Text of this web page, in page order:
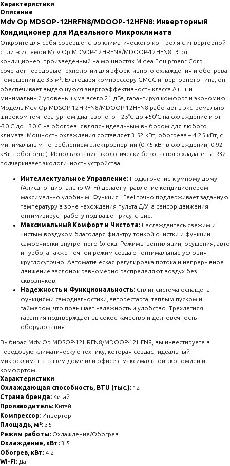
Характеристики
Описание
Mdv Op MDSOP-12HRFN8/MDOOP-12HFN8: Инверторный
Кондиционер для Идеального Микроклимата
Откройте для себя совершенство климатического контроля с инверторной
сплит-системой Mdv Op MDSOP-12HRFN8/MDOOP-12HFN8. Этот
кондиционер, произведенный на мощностях Midea Equipment Corp.,
сочетает передовые технологии для эффективного охлаждения и обогрева
помещений до 35 м². Благодаря компрессору GMCC инверторного типа, он
обеспечивает выдающуюся энергоэффективность класса A+++ и
минимальный уровень шума всего 21 дБа, гарантируя комфорт и экономию.
Модель Mdv Op MDSOP-12HRFN8/MDOOP-12HFN8 работает в экстремально
широком температурном диапазоне: от -25°C до +50°C на охлаждение и от
-30°C до +30°C на обогрев, являясь идеальным выбором для любого
климата. Мощность охлаждения составляет 3.52 кВт, обогрева – 4.25 кВт, с
минимальным потреблением электроэнергии (0.75 кВт в охлаждении, 0.92
кВт в обогреве). Использование экологически безопасного хладагента R32
подчеркивает экологичность устройства.
Интеллектуальное Управление: Подключение к умному дому
(Алиса, опционально Wi-Fi) делает управление кондиционером
максимально удобным. Функция I Feel точно поддерживает заданную
температуру в зоне нахождения пульта Д/У, а сенсор движения
оптимизирует работу под ваше присутствие.
Максимальный Комфорт и Чистота: Наслаждайтесь свежим и
чистым воздухом благодаря фильтру тонкой очистки и функции
самоочистки внутреннего блока. Режимы вентиляции, осушения, авто
и турбо, а также ночной режим создают оптимальные условия
круглосуточно. Автоматическая регулировка потока и непрерывное
движение заслонок равномерно распределяют воздух без
сквозняков.
Надежность и Функциональность: Сплит-система оснащена
функциями самодиагностики, авторестарта, теплым пуском и
таймером, что повышает надежность и удобство. Трехлетняя
гарантия подтверждает высокое качество и долговечность
оборудования.
Выбирая Mdv Op MDSOP-12HRFN8/MDOOP-12HFN8, вы инвестируете в
передовую климатическую технику, которая создаст идеальный
микроклимат в вашем доме или офисе с максимальной экономией и
комфортом.
Характеристики
Охлаждающая способность, BTU (тыс.): 12
Страна бренда: Китай
Производитель: Китай
Компрессор: Инвертор
Площадь, м²: 35
Режим работы: Охлаждение/Обогрев
Охлаждение, кВт: 3.5
Обогрев, кВт: 4.2
Wi-Fi: Да